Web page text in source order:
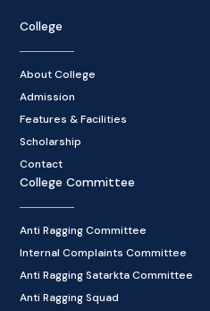
College
About College
Admission
Features & Facilities
Scholarship
Contact
College Committee
Anti Ragging Committee
Internal Complaints Committee
Anti Ragging Satarkta Committee
Anti Ragging Squad